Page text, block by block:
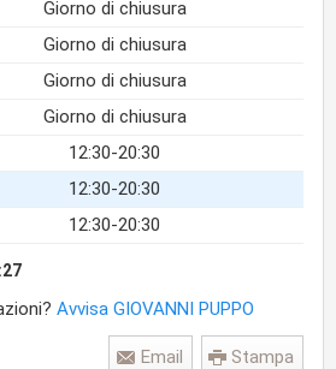
Giorno di chiusura
Giorno di chiusura
Giorno di chiusura
Giorno di chiusura
12:30-20:30
12:30-20:30
12:30-20:30
Avvisa GIOVANNI PUPPO
Stampa
Email